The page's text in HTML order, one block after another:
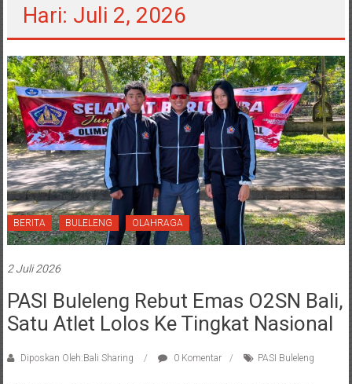
Hari: Juli 2, 2026
BERITA BULELENG OLAHRAGA
2 Juli 2026
PASI Buleleng Rebut Emas O2SN Bali,
Satu Atlet Lolos Ke Tingkat Nasional
Diposkan Oleh:Bali Sharing 0 Komentar PASI Buleleng